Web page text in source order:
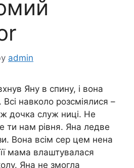
admin
Яну в спину, і вона
навколо розсміялися –
дочка служ ниці. Не
ти нам рівня. Яна ледве
Вона всім сер цем нена
мама влаштувалася
Яна не змогла